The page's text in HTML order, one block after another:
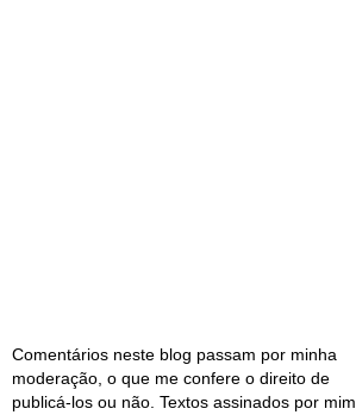
Comentários neste blog passam por minha
moderação, o que me confere o direito de
publicá-los ou não. Textos assinados por mim